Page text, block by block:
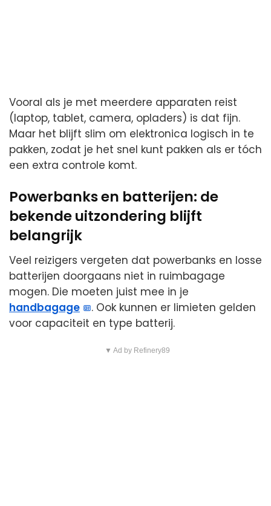
Vooral als je met meerdere apparaten reist
(laptop, tablet, camera, opladers) is dat fijn.
Maar het blijft slim om elektronica logisch in te
pakken, zodat je het snel kunt pakken als er tóch
een extra controle komt.
Powerbanks en batterijen: de
bekende uitzondering blijft
belangrijk
Veel reizigers vergeten dat powerbanks en losse
batterijen doorgaans niet in ruimbagage
mogen. Die moeten juist mee in je
handbagage
. Ook kunnen er limieten gelden
voor capaciteit en type batterij.
▼ Ad by Refinery89